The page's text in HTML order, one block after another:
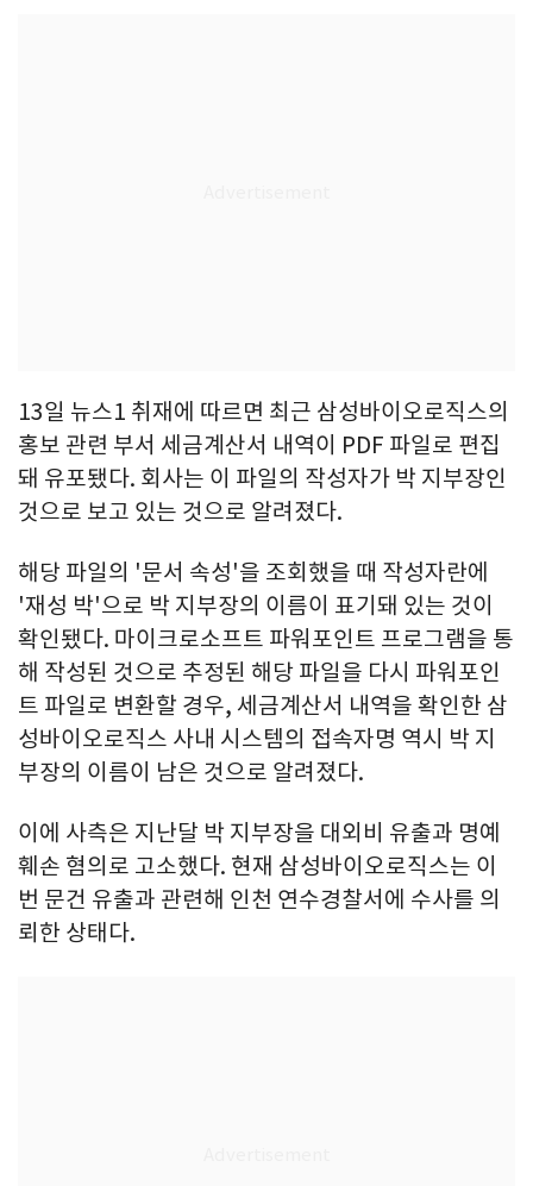
13일 뉴스1 취재에 따르면 최근 삼성바이오로직스의
홍보 관련 부서 세금계산서 내역이 PDF 파일로 편집
돼 유포됐다. 회사는 이 파일의 작성자가 박 지부장인
것으로 보고 있는 것으로 알려졌다.
해당 파일의 '문서 속성'을 조회했을 때 작성자란에
'재성 박'으로 박 지부장의 이름이 표기돼 있는 것이
확인됐다. 마이크로소프트 파워포인트 프로그램을 통
해 작성된 것으로 추정된 해당 파일을 다시 파워포인
트 파일로 변환할 경우, 세금계산서 내역을 확인한 삼
성바이오로직스 사내 시스템의 접속자명 역시 박 지
부장의 이름이 남은 것으로 알려졌다.
이에 사측은 지난달 박 지부장을 대외비 유출과 명예
훼손 혐의로 고소했다. 현재 삼성바이오로직스는 이
번 문건 유출과 관련해 인천 연수경찰서에 수사를 의
뢰한 상태다.